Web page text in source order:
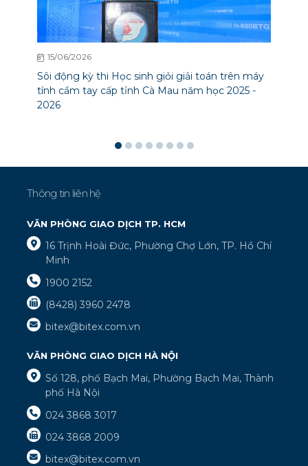
15/06/2026
Sôi động kỳ thi Học sinh giỏi giải toán trên máy
tính cầm tay cấp tỉnh Cà Mau năm học 2025 -
2026
Thông tin liên hệ
VĂN PHÒNG GIAO DỊCH TP. HCM
16 Trịnh Hoài Đức, Phường Chợ Lớn, TP. Hồ Chí
Minh
1900 2152
(8428) 3960 2478
bitex@bitex.com.vn
VĂN PHÒNG GIAO DỊCH HÀ NỘI
Số 128, phố Bạch Mai, Phường Bạch Mai, Thành
phố Hà Nội
024 3868 3017
024 3868 2009
bitex@bitex.com.vn